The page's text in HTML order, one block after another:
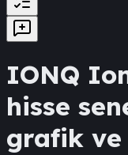
IONQ
hisse
grafik